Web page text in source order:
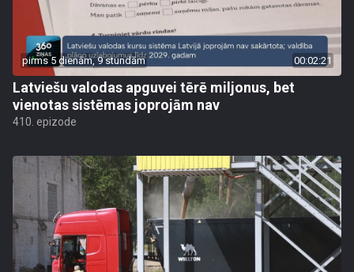
pirms 5 dienām, 9 stundām 00:02:21
Latviešu valodas apguvei tērē miljonus, bet
vienotas sistēmas joprojām nav
410. epizode